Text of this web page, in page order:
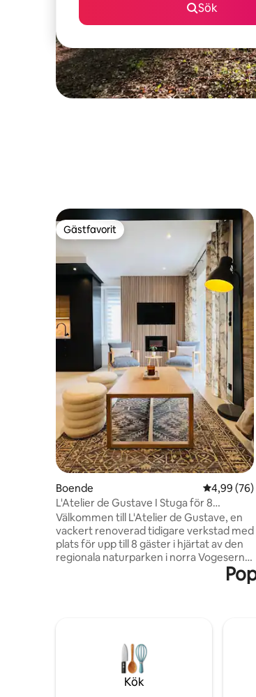
Sök
Gästfavorit
Gästfavorit
Boende 4,99 av 5 i
4,99 (76)
L'Atelier de Gustave I Stuga för 8
personer I Norra Vogeserna
Välkommen till L'Atelier de Gustave, en
vackert renoverad tidigare verkstad med
plats för upp till 8 gäster i hjärtat av den
regionala naturparken i norra Vogeserna.
Njut av en lugn vistelse med en privat
terrass, bäddade sängar vid ankomsten
Glassworks Site, Lalique-museet, Bitche-
citadellet och några av regionens
vackraste vandringsleder.
Kök